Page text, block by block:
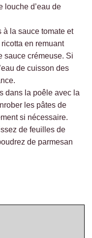
louche d’eau de
la sauce tomate et
en remuant
sauce crémeuse. Si
de cuisson des
dans la poêle avec la
les pâtes de
si nécessaire.
de feuilles de
de parmesan